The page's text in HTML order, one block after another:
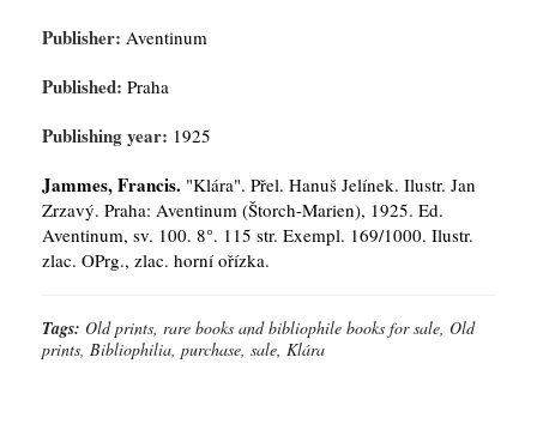
Publisher: Aventinum
Published: Praha
Publishing year: 1925
Jammes, Francis. "Klára". Přel. Hanuš Jelínek. Ilustr. Jan
Zrzavý. Praha: Aventinum (Štorch-Marien), 1925. Ed.
Aventinum, sv. 100. 8°. 115 str. Exempl. 169/1000. Ilustr.
zlac. OPrg., zlac. horní ořízka.
Tags: Old prints, rare books and bibliophile books for sale, Old
prints, Bibliophilia, purchase, sale, Klára